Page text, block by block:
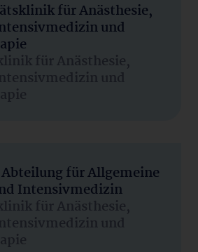
für Anästhesie,
und
für Anästhesie,
und
für Allgemeine
Intensivmedizin
für Anästhesie,
und